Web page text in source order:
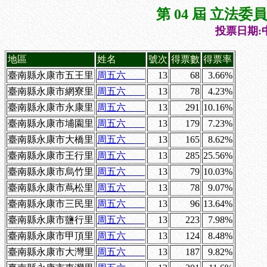
第 04 屆 立法委
投票日期:
地區 姓名 號次 得票數 得票率
臺南縣永康市五王里 周五六 13 68
3.66%
臺南縣永康市網寮里 周五六 13 78
4.23%
臺南縣永康市永康里 周五六 13 291 10.16%
臺南縣永康市埔園里 周五六 13 179
7.23%
臺南縣永康市大橋里 周五六 13 165
8.62%
臺南縣永康市王行里 周五六 13 285 25.56%
臺南縣永康市烏竹里 周五六 13 79 10.03%
臺南縣永康市蔦松里 周五六 13 78
9.07%
臺南縣永康市三民里 周五六 13 96 13.64%
臺南縣永康市鹽行里 周五六 13 223
7.98%
臺南縣永康市甲頂里 周五六 13 124
8.48%
臺南縣永康市大灣里 周五六 13 187
9.82%